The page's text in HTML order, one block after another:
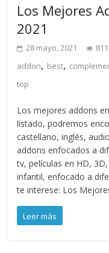
Los Mejores
2021
28 mayo, 2021
addon, best,
top
Los mejores addons
listado, podremos
castellano, inglés,
addons enfocados a
tv, películas en HD,
infantil, enfocado a
te interese: Los
Leer más